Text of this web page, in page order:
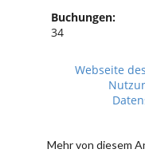
Buchungen:
34
Webseite
Mehr von diesem